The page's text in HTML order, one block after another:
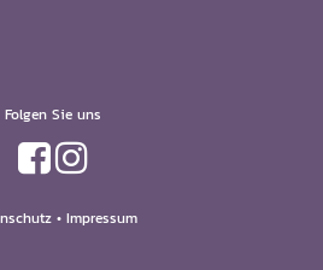
• Impressum
Folgen Sie uns